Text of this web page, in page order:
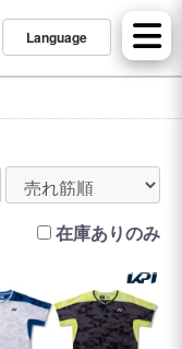
Language
在庫ありのみ